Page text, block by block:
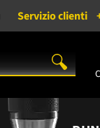
Servizio clienti